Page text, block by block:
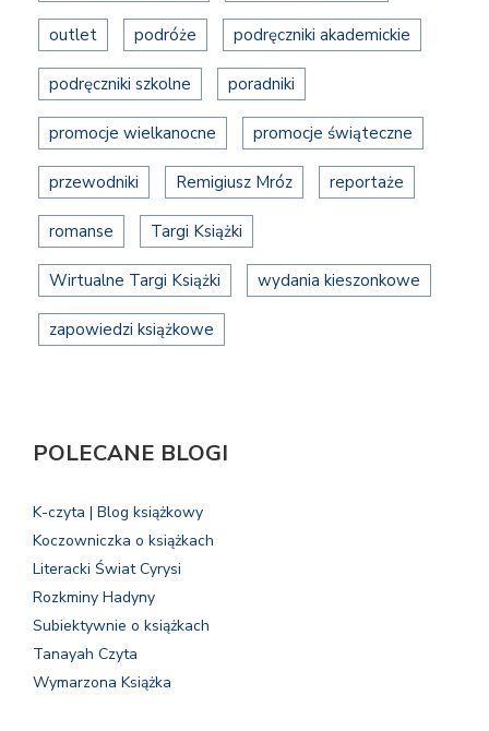
outlet podróże podręczniki akademickie
podręczniki szkolne poradniki
promocje wielkanocne promocje świąteczne
przewodniki Remigiusz Mróz reportaże
romanse Targi Książki
Wirtualne Targi Książki wydania kieszonkowe
zapowiedzi książkowe
POLECANE BLOGI
K-czyta | Blog książkowy
Koczowniczka o książkach
Literacki Świat Cyrysi
Rozkminy Hadyny
Subiektywnie o książkach
Tanayah Czyta
Wymarzona Książka